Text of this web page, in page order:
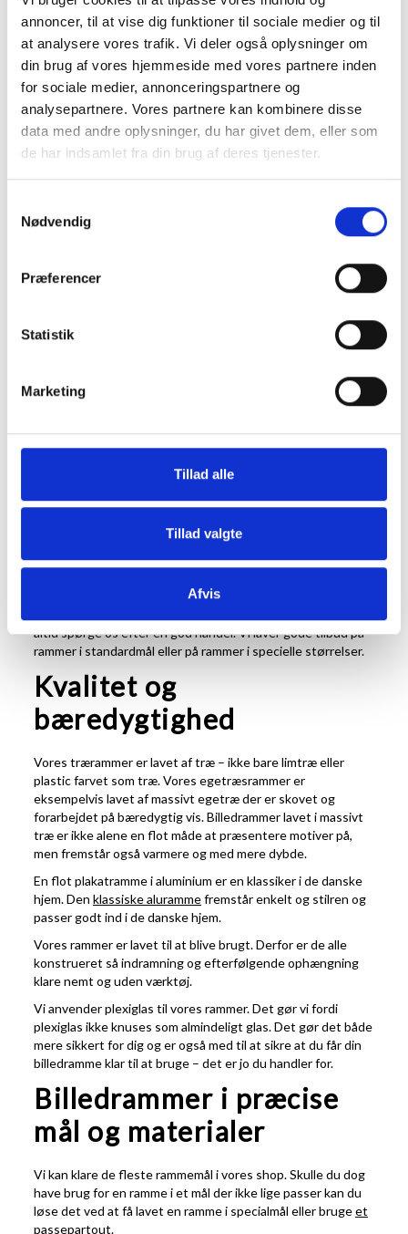
annoncer, til at vise dig funktioner til sociale medier og til
at analysere vores trafik. Vi deler også oplysninger om
din brug af vores hjemmeside med vores partnere inden
for sociale medier, annonceringspartnere og
analysepartnere. Vores partnere kan kombinere disse
data med andre oplysninger, du har givet dem, eller som
de har indsamlet fra din brug af deres tjenester.
Nødvendig
Præferencer
Statistik
Marketing
Tillad alle
Tillad valgte
Afvis
cm, A0, Type 871
989,00 kr.
TILFØJ TIL KURV
19varer Vis
Rammer i god kvalitet til
skarpe priser
RammeShoppens udvalg af rammer er bredt og dækker alt
fra skolefotos til kæmpeplakater, fra 9x13 fotos til plakater i
materialer fra lyse,
alumiumsrammer.
Vi har den rammestørrelse du leder efter, med over 50+
forskellige billedramme størrelser - fra helt ned til9x13 cm,
eller plakatrammer fra dag til dag. Hvis du bestiller inden kl.
hjemme ved dig dagen efter.
Vi prøver altid at have gode priser til dig fra starten. Hvis du
altid spørge os efter en god handel. Vi laver gode tilbud på
rammer i standardmål eller på rammer i specielle størrelser.
Kvalitet og
bæredygtighed
Vores trærammer er lavet af træ – ikke bare limtræ eller
plastic farvet som træ. Vores egetræsrammer er
eksempelvis lavet af massivt egetræ der er skovet og
forarbejdet på bæredygtig vis. Billedrammer lavet i massivt
træ er ikke alene en flot måde at præsentere motiver på,
men fremstår også varmere og med mere dybde.
En flot plakatramme i aluminium er en klassiker i de danske
hjem. Den klassiske alurammefremstår enkelt og stilren og
passer godt ind i de danske hjem.
Vores rammer er lavet til at blive brugt. Derfor er de alle
konstrueret så indramning og efterfølgende ophængning
klare nemt og uden værktøj.
Vi anvender plexiglas til vores rammer. Det gør vi fordi
plexiglas ikke knuses som almindeligt glas. Det gør det både
mere sikkert for dig og er også med til at sikre at du får din
billedramme klar til at bruge – det er jo du handler for.
Billedrammer i præcise
mål og materialer
Vi kan klare de fleste rammemål i vores shop. Skulle du dog
have brug for en ramme i et mål der ikke lige passer kan du
løse det ved at få lavet en ramme i specialmål eller brugeet
passepartout.